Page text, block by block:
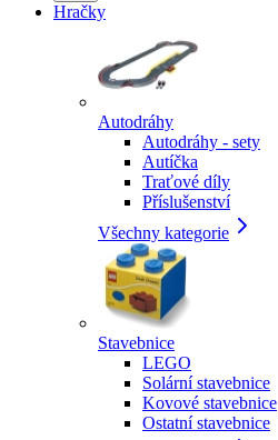
Hračky
Autodráhy
Autodráhy - sety
Autíčka
Traťové díly
Příslušenství
Všechny kategorie
Stavebnice
LEGO
Solární stavebnice
Kovové stavebnice
Ostatní stavebnice